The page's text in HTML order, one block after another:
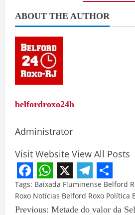
ABOUT THE AUTHOR
belfordroxo24h
Administrator
Visit Website View All Posts
Facebook
WhatsApp
X
Tags: Baixada Fluminense Belford
Roxo Notícias Belford Roxo Política
Previous: Metade do valor da